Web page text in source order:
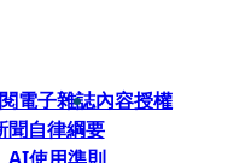
電子雜誌內容授權
聞自律綱要